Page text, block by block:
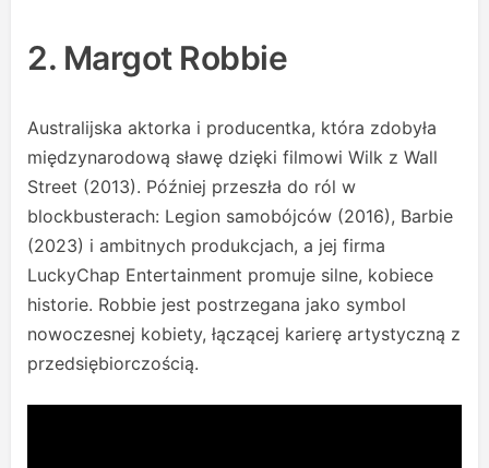
2. Margot Robbie
Australijska aktorka i producentka, która zdobyła
międzynarodową sławę dzięki filmowi Wilk z Wall
Street (2013). Później przeszła do ról w
blockbusterach: Legion samobójców (2016), Barbie
(2023) i ambitnych produkcjach, a jej firma
LuckyChap Entertainment promuje silne, kobiece
historie. Robbie jest postrzegana jako symbol
nowoczesnej kobiety, łączącej karierę artystyczną z
przedsiębiorczością.